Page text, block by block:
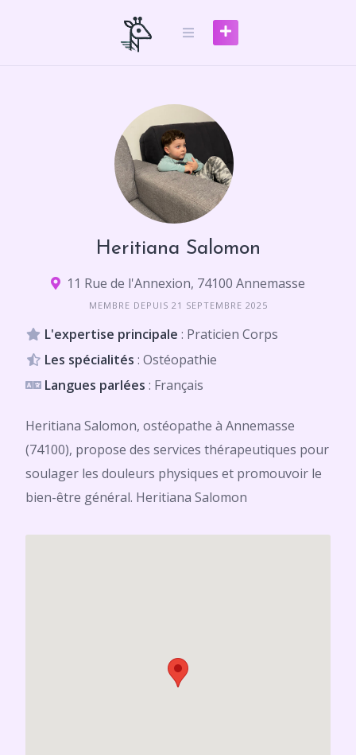
Heritiana Salomon
11 Rue de l'Annexion, 74100 Annemasse
MEMBRE DEPUIS 21 SEPTEMBRE 2025
L'expertise principale : Praticien Corps
Les spécialités : Ostéopathie
Langues parlées : Français
Heritiana Salomon, ostéopathe à Annemasse
(74100), propose des services thérapeutiques pour
soulager les douleurs physiques et promouvoir le
bien-être général. Heritiana Salomon